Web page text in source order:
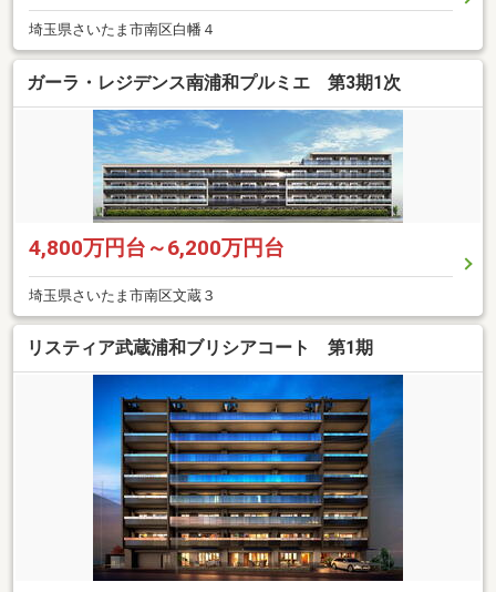
埼玉県さいたま市南区白幡４
ガーラ・レジデンス南浦和プルミエ 第3期1次
4,800万円台～6,200万円台
埼玉県さいたま市南区文蔵３
リスティア武蔵浦和ブリシアコート 第1期